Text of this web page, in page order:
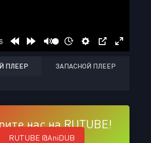
ПЛЕЕР ЗАПАСНОЙ ПЛЕЕР
нас на RUTUBE!
RUTUBE @AniDUB